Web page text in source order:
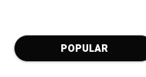
POPULAR